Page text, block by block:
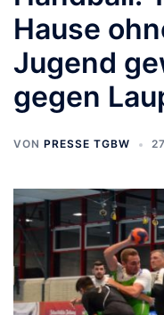
Hause
Jugend
gegen
VON PRESSE TGBW